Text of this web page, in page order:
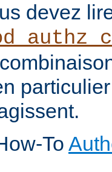
devez
To